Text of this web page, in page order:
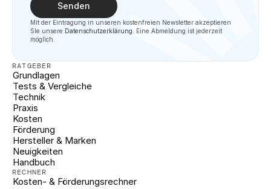
Senden
Mit der Eintragung in unseren kostenfreien Newsletter akzeptieren
SIe unsere Datenschutzerklärung . Eine Abmeldung ist jederzeit
möglich.
RATGEBER
Grundlagen
Tests & Vergleiche
Technik
Praxis
Kosten
Förderung
Hersteller & Marken
Neuigkeiten
Handbuch
RECHNER
Kosten- & Förderungsrechner